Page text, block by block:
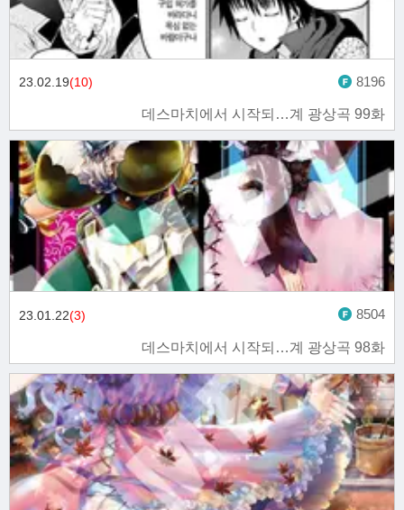
데스마치에서 시작되…계 광상곡 99화
23.02.19(10) 8196
데스마치에서 시작되…계 광상곡 98화
23.01.22(3) 8504